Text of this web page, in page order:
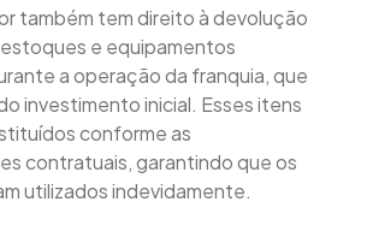
também tem direito à devolução
e equipamentos
a operação da franquia, que
investimento inicial. Esses itens
conforme as
contratuais, garantindo que os
utilizados indevidamente.